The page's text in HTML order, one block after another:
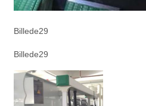
Billede29
Billede29